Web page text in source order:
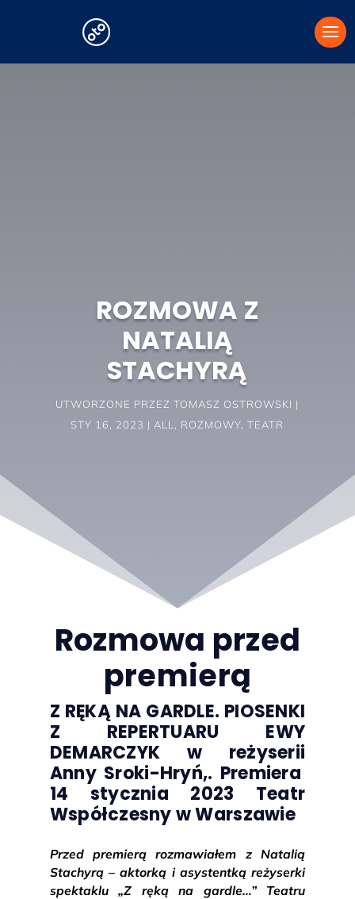
ROZMOWA Z
NATALIĄ
STACHYRĄ
UTWORZONE PRZEZTOMASZ OSTROWSKI
STY 16, 2023
ALL ROZMOWY ,TEATR
Rozmowa przed
premierą
Z RĘKĄ NA GARDLE. PIOSENKI
Z REPERTUARU EWY
DEMARCZYK w reżyserii
Anny Sroki-Hryń,. Premiera
14 stycznia 2023 Teatr
Współczesny w Warszawie
Przed premierą rozmawiałem z Natalią
Stachyrą – aktorką i asystentką reżyserki
spektaklu „Z ręką na gardle…” Teatru